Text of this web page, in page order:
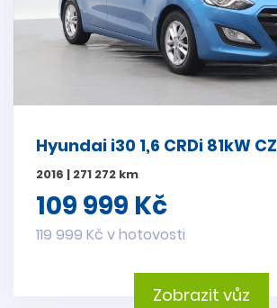
Hyundai i30 1,6 CRDi 81kW
2016 | 271 272 km
109 999 Kč
119 999 Kč v hotovosti
Zobrazit vůz